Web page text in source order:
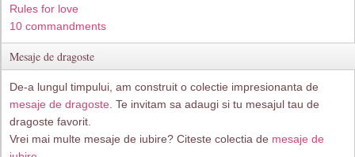
Rules for love
10 commandments
Mesaje de dragoste
De-a lungul timpului, am construit o colectie impresionanta de
mesaje de dragoste . Te invitam sa adaugi si tu mesajul tau de
dragoste favorit.
Vrei mai multe mesaje de iubire? Citeste colectia de mesaje de